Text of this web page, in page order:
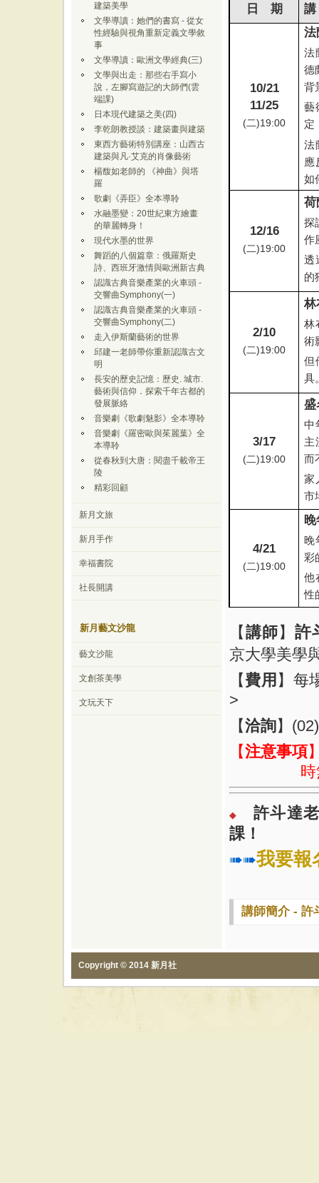
建築美學
文學導讀：她們的書寫 - 從女
性經驗與視角重新定義文學敘
事
文學導讀：歐洲文學經典(三)
文學與出走：那些右手寫小
說，左腳寫遊記的大師們(雲
端課)
日本現代建築之美(四)
李乾朗教授談：建築畫與建築
東西方藝術特別講座：山西古
建築與凡·艾克的肖像藝術
楊馥如老師的 《神曲》與塔
羅
歌劇《弄臣》全本導聆
水融墨變：20世紀東方繪畫
的華麗轉身！
現代水墨的世界
舞蹈的八個篇章：俄羅斯史
詩、西班牙激情與歐洲新古典
認識古典音樂產業的火車頭 -
交響曲Symphony(一)
認識古典音樂產業的火車頭 -
交響曲Symphony(二)
走入伊斯蘭藝術的世界
邱建一老師帶你重新認識古文
明
長安的歷史記憶：歷史. 城市.
藝術與信仰．探索千年古都的
發展脈絡
音樂劇《歌劇魅影》全本導聆
音樂劇《羅密歐與茱麗葉》全
本導聆
從春秋到大唐：閱盡千載帝王
陵
精彩回顧
新月文旅
新月手作
幸福書院
社長開講
新月藝文沙龍
藝文沙龍
文創茶美學
文玩天下
日 期
10/21
11/25
(二)19:00
法
法
德
背
藝
定
法
應
如
12/16
(二)19:00
荷
探
作
透
的
2/10
(二)19:00
林
林
術
但
具
3/17
(二)19:00
盛
中
主
而
家
市
4/21
(二)19:00
晚
彩
他
性
【 講師 】 許
京大學美學
【費用 】每
>
【洽詢】
【注意事項
◆
許斗達
課！
➠➠我要報
講師簡介 - 許
Copyright © 2014 新月社